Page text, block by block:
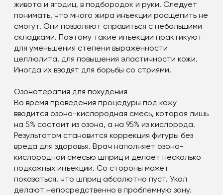
живота и ягодиц, в подбородок и руки. Следует
понимать, что много жира инъекции расщепить не
смогут. Они позволяют справиться с небольшими
складками. Поэтому такие инъекции практикуют
для уменьшения степени выраженности
целлюлита, для повышения эластичности кожи.
Иногда их вводят для борьбы со стриями.
Озонотерапия для похудения
Во время проведения процедуры под кожу
вводится озоно-кислородная смесь, которая лишь
на 5% состоит из озона, а на 95% из кислорода.
Результатом становится коррекция фигуры без
вреда для здоровья. Врач наполняет озоно-
кислородной смесью шприц и делает несколько
подкожных инъекций. Со стороны может
показаться, что шприц абсолютно пуст. Укол
делают непосредственно в проблемную зону.